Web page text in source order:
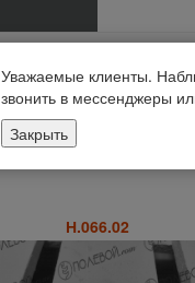
Доставка
Н.066.02
Уважаемые клиенты.
звонить в мессенджеры
Закрыть